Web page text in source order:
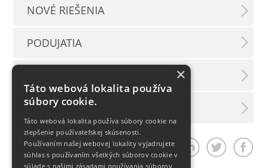
NOVÉ RIEŠENIA
PODUJATIA
LX INFORMAČNÝ SERVIS
Zdieľať článok
×
Táto webová lokalita používa
súbory cookie.
Táto webová lokalita používa súbory cookie na
zlepšenie používateľskej skúsenosti.
Používaním našej webovej lokality vyjadrujete
súhlas s používaním všetkých súborov cookie v
súlade s našimi zásadami používania súborov